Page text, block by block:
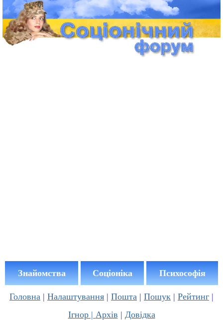
Знайомства Соціоніка Психософія
Головна | Налаштування | Пошта | Пошук | Рейтинг |
Ігнор | Архів | Довідка